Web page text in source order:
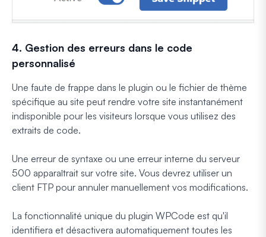
4. Gestion des erreurs dans le code
personnalisé
Une faute de frappe dans le plugin ou le fichier de thème
spécifique au site peut rendre votre site instantanément
indisponible pour les visiteurs lorsque vous utilisez des
extraits de code.
Une erreur de syntaxe ou une erreur interne du serveur
500 apparaîtrait sur votre site. Vous devrez utiliser un
client FTP pour annuler manuellement vos modifications.
La fonctionnalité unique du plugin WPCode est qu'il
identifiera et désactivera automatiquement toutes les